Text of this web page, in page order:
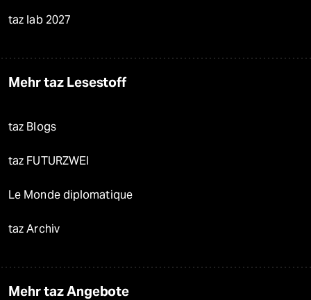
taz lab 2027
Mehr taz Lesestoff
taz Blogs
taz FUTURZWEI
Le Monde diplomatique
taz Archiv
Mehr taz Angebote